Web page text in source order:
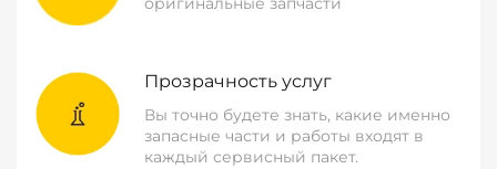
Прозрачность услуг
Вы точно будете знать, какие именно
запасные части и работы входят в
каждый сервисный пакет.